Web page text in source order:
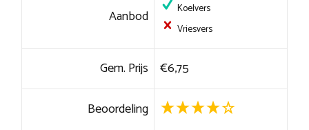
Aanbod
Koelvers
Vriesvers
Gem. Prijs €6,75
Beoordeling